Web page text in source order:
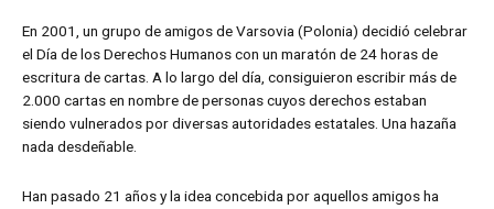
En 2001, un grupo de amigos de Varsovia (Polonia) decidió celebrar
el Día de los Derechos Humanos con un maratón de 24 horas de
escritura de cartas. A lo largo del día, consiguieron escribir más de
2.000 cartas en nombre de personas cuyos derechos estaban
siendo vulnerados por diversas autoridades estatales. Una hazaña
nada desdeñable.
Han pasado 21 años y la idea concebida por aquellos amigos ha